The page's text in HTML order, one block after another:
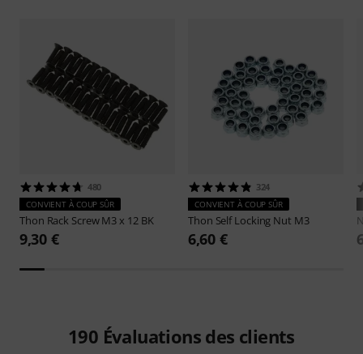
480
CONVIENT À COUP SÛR
Thon Rack Screw M3 x 12 BK
9,30 €
324
CONVIENT À COUP SÛR
Thon Self Locking Nut M3
6,60 €
190 Évaluations des clients